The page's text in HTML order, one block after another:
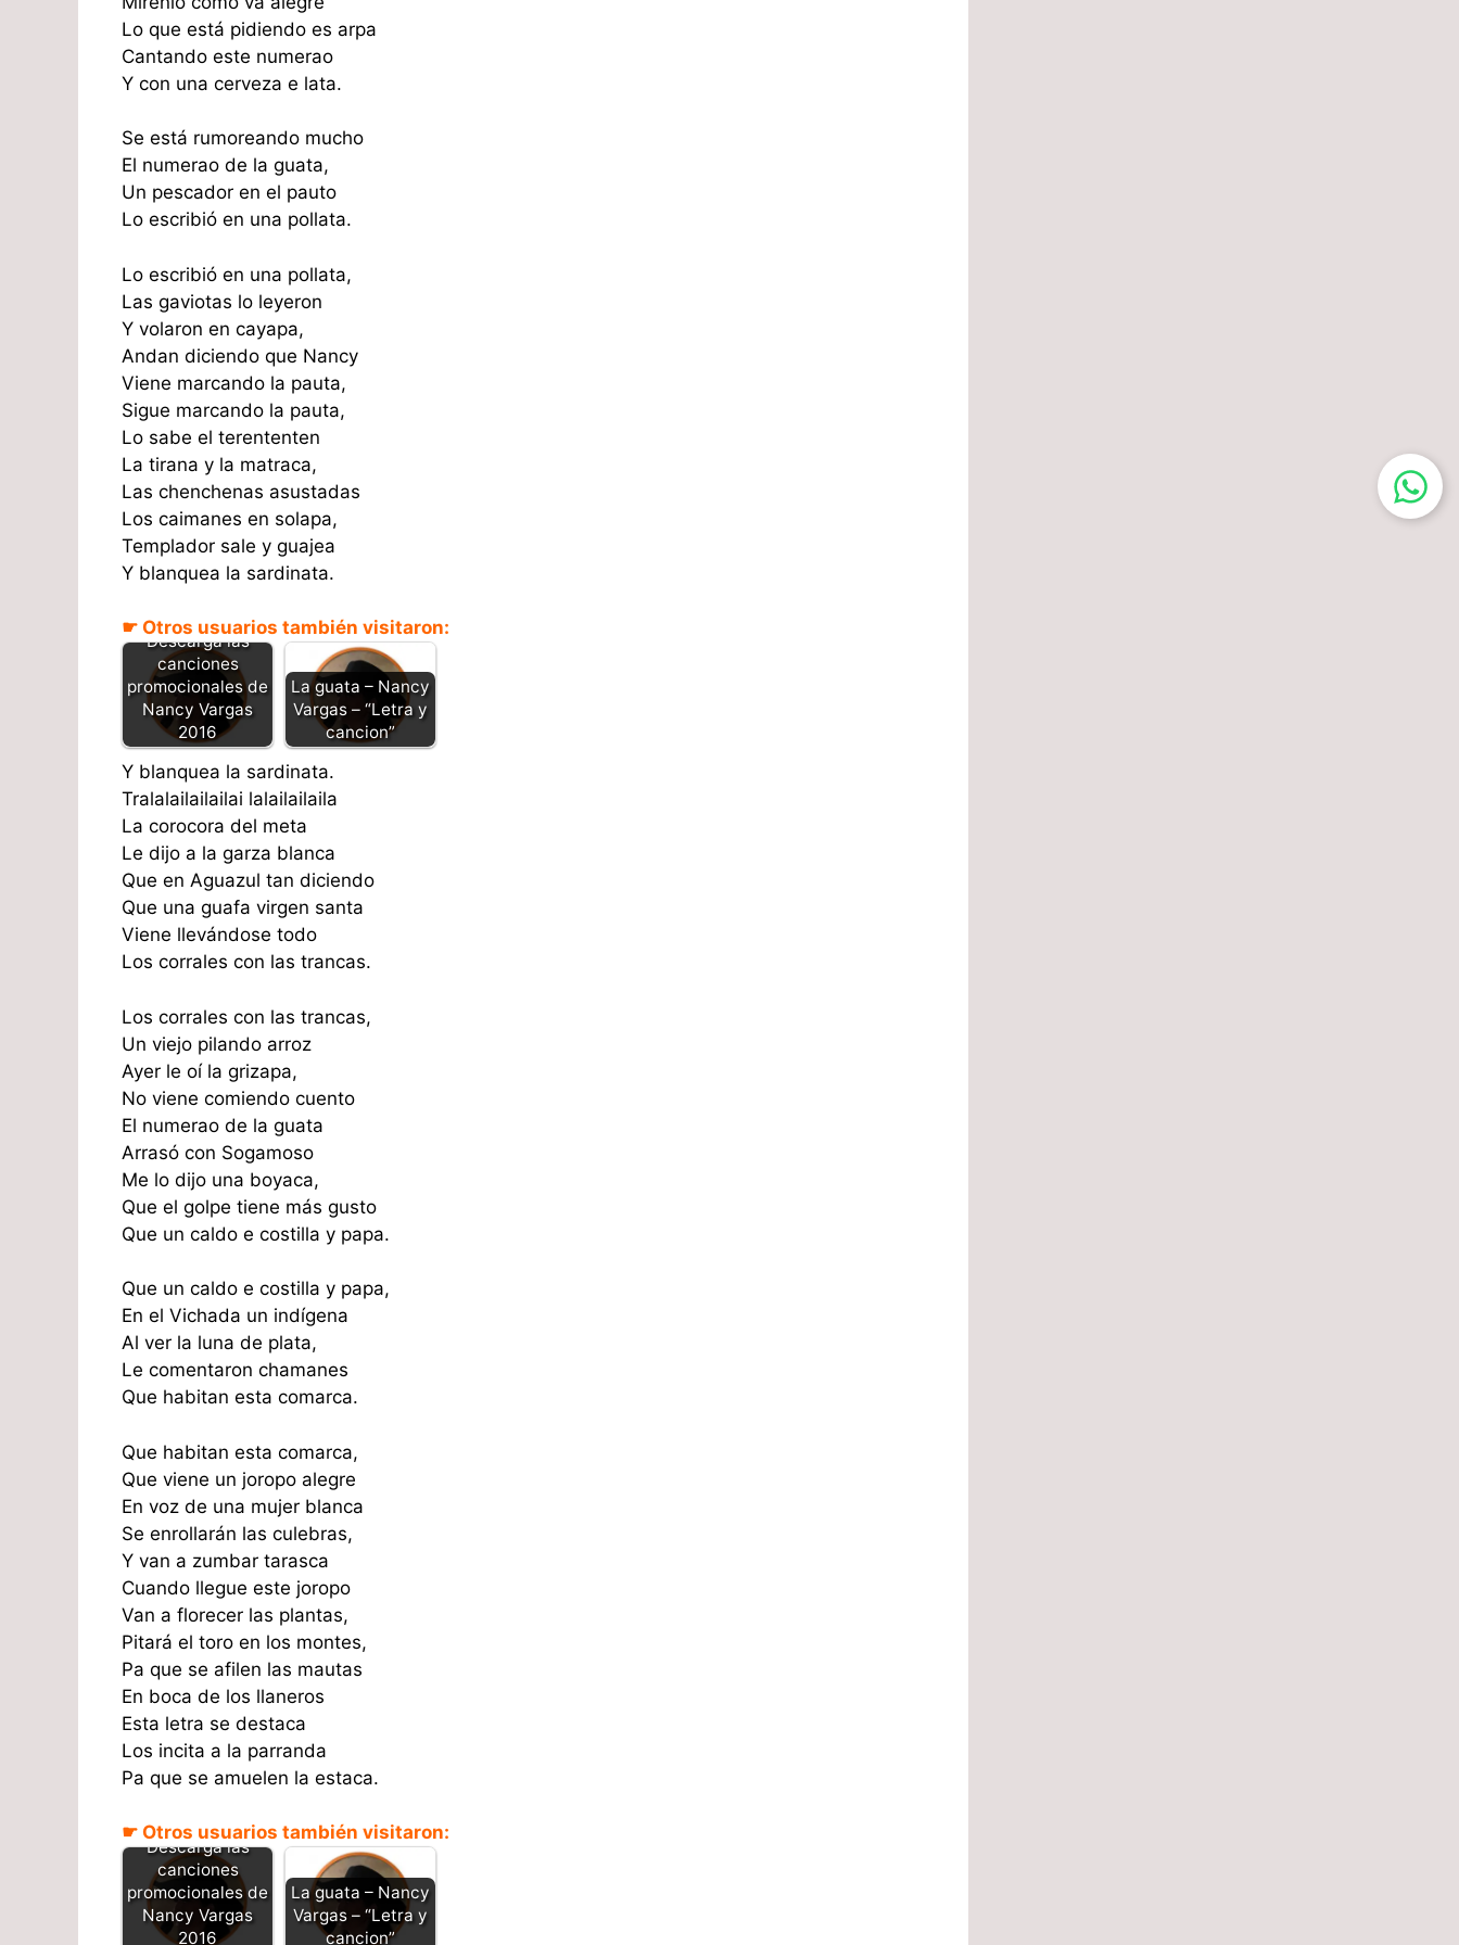
Lo que está pidiendo es arpa
Cantando este numerao
Y con una cerveza e lata.
Se está rumoreando mucho
El numerao de la guata,
Un pescador en el pauto
Lo escribió en una pollata.
Lo escribió en una pollata,
Las gaviotas lo leyeron
Y volaron en cayapa,
Andan diciendo que Nancy
Viene marcando la pauta,
Sigue marcando la pauta,
Lo sabe el terententen
La tirana y la matraca,
Las chenchenas asustadas
Los caimanes en solapa,
Templador sale y guajea
Y blanquea la sardinata.
☛ Otros usuarios también visitaron:
Descarga las
canciones
promocionales de
Nancy Vargas
2016
La guata – Nancy
Vargas – “Letra y
cancion”
Y blanquea la sardinata.
Tralalailailailai lalailailaila
La corocora del meta
Le dijo a la garza blanca
Que en Aguazul tan diciendo
Que una guafa virgen santa
Viene llevándose todo
Los corrales con las trancas.
Los corrales con las trancas,
Un viejo pilando arroz
Ayer le oí la grizapa,
No viene comiendo cuento
El numerao de la guata
Arrasó con Sogamoso
Me lo dijo una boyaca,
Que el golpe tiene más gusto
Que un caldo e costilla y papa.
Que un caldo e costilla y papa,
En el Vichada un indígena
Al ver la luna de plata,
Le comentaron chamanes
Que habitan esta comarca.
Que habitan esta comarca,
Que viene un joropo alegre
En voz de una mujer blanca
Se enrollarán las culebras,
Y van a zumbar tarasca
Cuando llegue este joropo
Van a florecer las plantas,
Pitará el toro en los montes,
Pa que se afilen las mautas
En boca de los llaneros
Esta letra se destaca
Los incita a la parranda
Pa que se amuelen la estaca.
☛ Otros usuarios también visitaron:
Descarga las
canciones
promocionales de
Nancy Vargas
2016
La guata – Nancy
Vargas – “Letra y
cancion”